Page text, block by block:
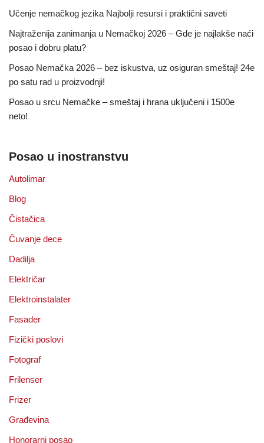
Učenje nemačkog jezika Najbolji resursi i praktični saveti
Najtraženija zanimanja u Nemačkoj 2026 – Gde je najlakše naći
posao i dobru platu?
Posao Nemačka 2026 – bez iskustva, uz osiguran smeštaj! 24e
po satu rad u proizvodnji!
Posao u srcu Nemačke – smeštaj i hrana uključeni i 1500e
neto!
Posao u inostranstvu
Autolimar
Blog
Čistačica
Čuvanje dece
Dadilja
Električar
Elektroinstalater
Fasader
Fizički poslovi
Fotograf
Frilenser
Frizer
Građevina
Honorarni posao